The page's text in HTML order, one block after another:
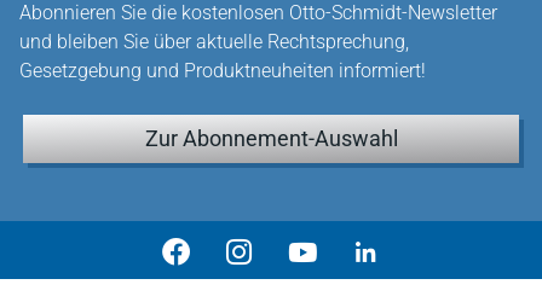
Abonnieren Sie die kostenlosen Otto-Schmidt-Newsletter
und bleiben Sie über aktuelle Rechtsprechung,
Gesetzgebung und Produktneuheiten informiert!
Zur Abonnement-Auswahl